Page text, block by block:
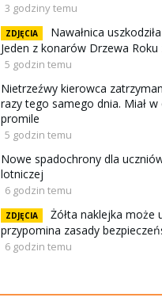
3 godziny temu
ZDJĘCIA
Nawałnica
Jeden z konarów Drzewa Roku
5 godzin temu
Nietrzeźwy kierowca
razy tego samego dnia. Miał
promile
5 godzin temu
Nowe spadochrony dla
lotniczej
6 godzin temu
ZDJĘCIA
Żółta naklejka może
przypomina zasady
6 godzin temu